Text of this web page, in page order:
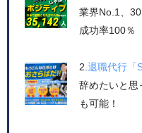
業界No.1、
成功率100％
2. 退職代行「
辞めたいと思
も可能！